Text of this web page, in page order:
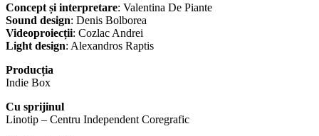
Concept și interpretare: Valentina De Piante
Sound design: Denis Bolborea
Videoproiecții: Cozlac Andrei
Light design: Alexandros Raptis
Producția
Indie Box
Cu sprijinul
Linotip – Centru Independent Coregrafic